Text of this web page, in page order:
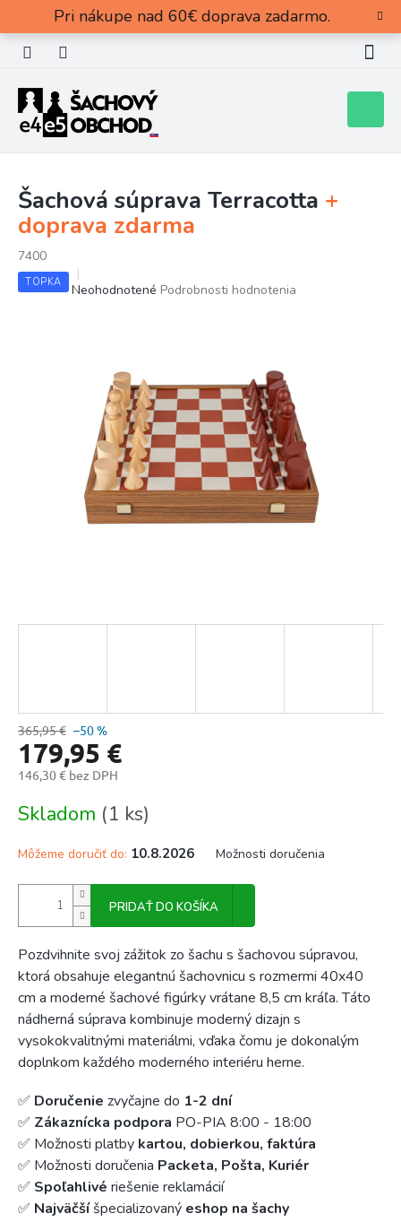
obsah
Pri nákupe nad 60€ doprava zadarmo.
košík
Šachová súprava Terracotta +
doprava zdarma
7400
TOPKA
Priemerné
hviezdičiek.
Neohodnotené Podrobnosti hodnotenia
365,95 € –50 %
179,95 €
146,30 € bez DPH
cena:
Skladom (1 ks)
Môžeme doručiť do: 10.8.2026 Možnosti doručenia
PRIDAŤ DO KOŠÍKA
Pozdvihnite svoj zážitok zo šachu s šachovou súpravou,
ktorá obsahuje elegantnú šachovnicu s rozmermi 40x40
cm a moderné šachové figúrky vrátane 8,5 cm kráľa. Táto
nádherná súprava kombinuje moderný dizajn s
vysokokvalitnými materiálmi, vďaka čomu je dokonalým
doplnkom každého moderného interiéru herne.
✅ Doručenie zvyčajne do 1-2 dní
✅ Zákaznícka podpora PO-PIA 8:00 - 18:00
✅ Možnosti platby kartou, dobierkou, faktúra
✅ Možnosti doručenia Packeta, Pošta, Kuriér
✅ Spoľahlivé riešenie reklamácií
✅ Najväčšíšpecializovaný eshop na šachy